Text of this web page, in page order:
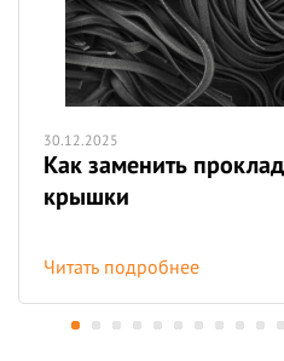
30.12.2025
Как заменить
крышки
Читать подробнее